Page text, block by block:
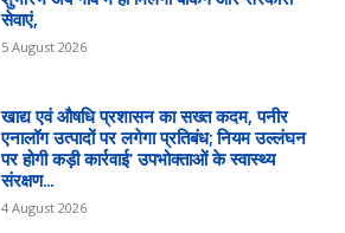
सेवाएं,
5 August 2026
खाद्य एवं औषधि प्रशासन का सख्त कदम, पनीर
एनालॉग उत्पादों पर लगेगा प्रतिबंध; नियम उल्लंघन
पर होगी कड़ी कार्रवाई’ उपभोक्ताओं के स्वास्थ्य
संरक्षण...
4 August 2026